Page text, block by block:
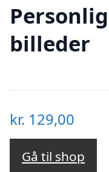
billeder
kr. 129,00
Gå til shop